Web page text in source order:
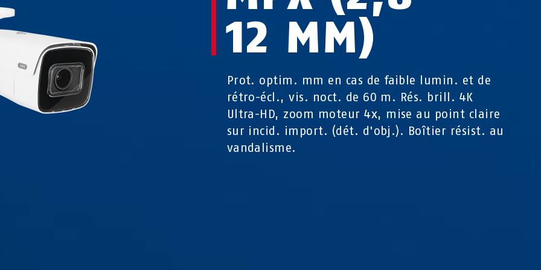
12 MM)
Prot. optim. mm en cas de faible lumin. et de
rétro-écl., vis. noct. de 60 m. Rés. brill. 4K
Ultra-HD, zoom moteur 4x, mise au point claire
sur incid. import. (dét. d'obj.). Boîtier résist. au
vandalisme.